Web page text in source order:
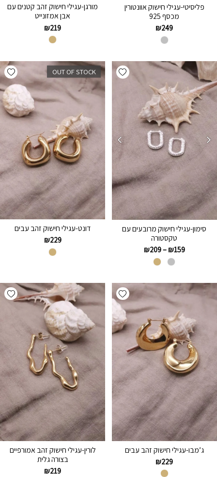
פליסיטי-עגילי חישוק אוונטורין
מכסף 925
₪249
מורגן-עגילי חישוק זהב קטנים עם
אבן אמזונייט
₪219
Add wishlist
סימון-עגילי חישוק מרובעים עם
טקסטורה
₪159
–
₪209
OUT OF STOCK
דונט-עגילי חישוק זהב עבים
₪229
Add wishlist
ג’מבו-עגילי חישוק זהב עבים
₪229
לורין-עגילי חישוק זהב אמורפיים
בצורה גלית
₪219